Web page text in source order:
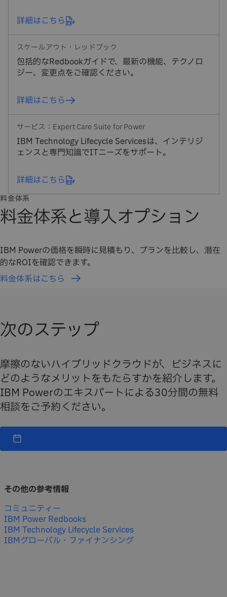
詳細はこちら
スケールアウト・レッドブック
包括的なRedbookガイドで、最新の機能、テクノロ
ジー、変更点をご確認ください。
詳細はこちら
サービス：Expert Care Suite for Power
IBM Technology Lifecycle Servicesは、インテリジ
ェンスと専門知識でITニーズをサポート。
詳細はこちら
料金体系
料金体系と導入オプション
IBM Powerの価格を瞬時に見積もり、プランを比較し、潜在
的なROIを確認できます。
料金体系はこちら
次のステップ
摩擦のないハイブリッドクラウドが、ビジネスに
どのようなメリットをもたらすかを紹介します。
IBM Powerのエキスパートによる30分間の無料
相談をご予約ください。
その他の参考情報
コミュニティー
IBM Power Redbooks
IBM Technology Lifecycle Services
IBMグローバル・ファイナンシング